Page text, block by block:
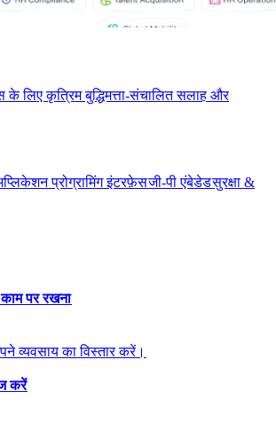
के लिए कृत्रिम बुद्धिमत्ता-संचालित सलाह और
प्रोग्रामिंग इंटरफ़ेस​​जी-पी एंबेडेड​​सुरक्षा &
पर रखना​​
व्यवसाय का विस्तार करें।​​
करें​​